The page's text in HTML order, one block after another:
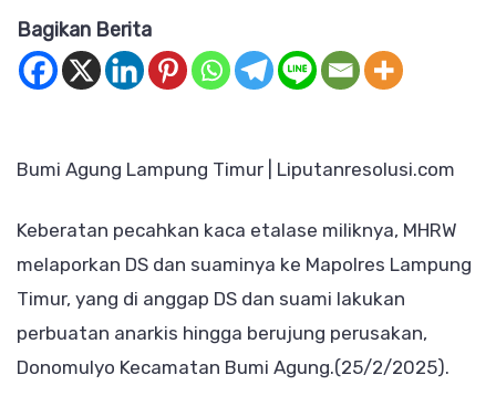
ke
Lamtim
Bagikan Berita
Bumi Agung Lampung Timur | Liputanresolusi.com
Keberatan pecahkan kaca etalase miliknya, MHRW
melaporkan DS dan suaminya ke Mapolres Lampung
Timur, yang di anggap DS dan suami lakukan
perbuatan anarkis hingga berujung perusakan,
Donomulyo Kecamatan Bumi Agung.(25/2/2025).